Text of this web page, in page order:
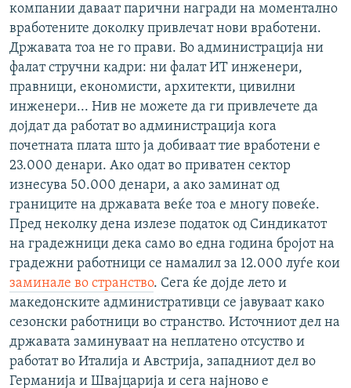
компании даваат парични награди на моментално
вработените доколку привлечат нови вработени.
Државата тоа не го прави. Во администрација ни
фалат стручни кадри: ни фалат ИТ инженери,
правници, економисти, архитекти, цивилни
инженери... Нив не можете да ги привлечете да
дојдат да работат во администрација кога
почетната плата што ја добиваат тие вработени е
23.000 денари. Ако одат во приватен сектор
изнесува 50.000 денари, а ако заминат од
границите на државата веќе тоа е многу повеќе.
Пред неколку дена излезе податок од Синдикатот
на градежници дека само во една година бројот на
градежни работници се намалил за 12.000 луѓе кои
заминале во странство. Сега ќе дојде лето и
македонските административци се јавуваат како
сезонски работници во странство. Источниот дел на
државата заминуваат на неплатено отсуство и
работат во Италија и Австрија, западниот дел во
Германија и Швајцарија и сега најново е